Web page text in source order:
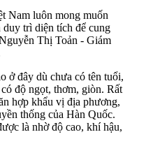
Nam luôn mong muốn
trì diện tích để cung
Thị Toản - Giám
ở đây dù chưa có tên tuổi,
độ ngọt, thơm, giòn. Rất
hợp khẩu vị địa phương,
thống của Hàn Quốc.
là nhờ độ cao, khí hậu,